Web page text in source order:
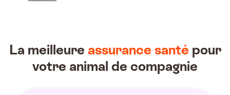
La meilleure assurance santé pour
votre animal de compagnie